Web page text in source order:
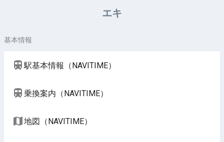
エキ
基本情報
駅基本情報（NAVITIME）
乗換案内（NAVITIME）
地図（NAVITIME）